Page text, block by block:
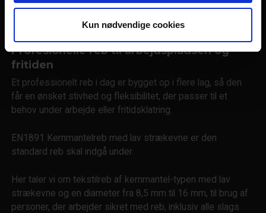
Kun nødvendige cookies
hvad vi taler om, når det kommer til faldsikring og rope
Profesionelle reb til arbejdspladsen og
fritiden
Et professionelt reb i dag er bygget op i flere lag, så den
får en ønsket stivhed og fleksibilitet, der passer til et
behov under arbejde eller fritidsklatring.
EN1891 Kernmantelreb med lav strækevne er den
standard reb skal indgå under.
Her taler vi om tekstilreb af kernmantel-typen med lav
strækevne og en diameter fra 8,5 mm til 16 mm, til brug af
personer, der arbejder sikret med reb, inklusiv alle slags